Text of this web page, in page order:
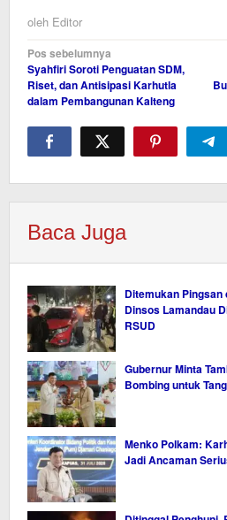
oleh Editor
Navigasi
pos
Pos sebelumnya
Syahfiri Soroti Penguatan SDM,
Riset, dan Antisipasi Karhutla
dalam Pembangunan Kalteng
Baca Juga
Ditemukan Pingsan
Dinsos Lamandau
RSUD
Gubernur Minta
Bombing untuk
Menko Polkam:
Jadi Ancaman